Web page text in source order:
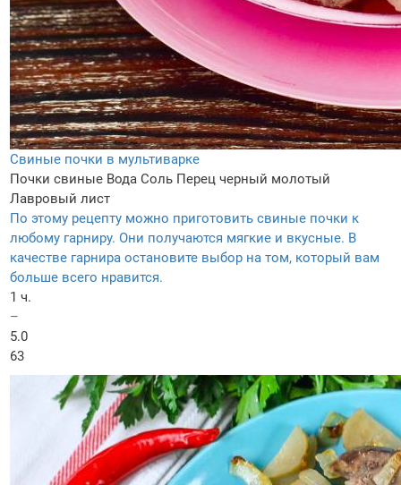
Свиные почки в мультиварке
Почки свиные Вода Соль Перец черный молотый
Лавровый лист
По этому рецепту можно приготовить свиные почки к
любому гарниру. Они получаются мягкие и вкусные. В
качестве гарнира остановите выбор на том, который вам
больше всего нравится.
1 ч.
–
5.0
63